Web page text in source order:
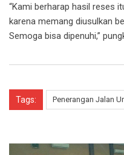
“Kami berharap hasil reses
karena memang diusulkan
Semoga bisa dipenuhi,”
Tags: Penerangan Jalan